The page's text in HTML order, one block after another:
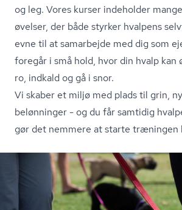
og leg. Vores kurser indeholder
øvelser, der både styrker hvalpens
evne til at samarbejde med dig som
foregår i små hold, hvor din hvalp kan
ro, indkald og gå i snor.
Vi skaber et miljø med plads til grin,
belønninger - og du får samtidig
gør det nemmere at starte træningen